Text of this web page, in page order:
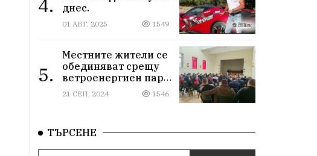
4.
днес.
01 АВГ, 2025 1549
5.
Местните жители се
обединяват срещу
ветроенергиен парк
"Пет могили"
21 СЕП, 2024 1546
ТЪРСЕНЕ